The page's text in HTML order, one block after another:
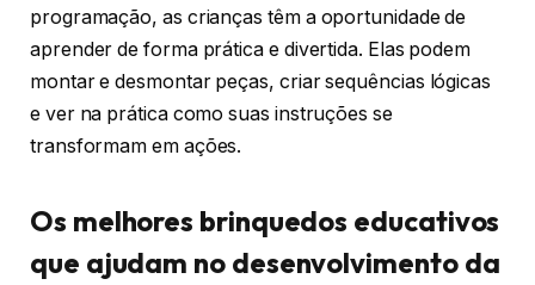
programação, as crianças têm a oportunidade de
aprender de forma prática e divertida. Elas podem
montar e desmontar peças, criar sequências lógicas
e ver na prática como suas instruções se
transformam em ações.
Os melhores brinquedos educativos
que ajudam no desenvolvimento da